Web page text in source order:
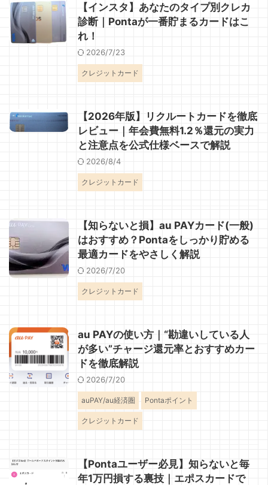
【インスタ】あなたのタイプ別クレカ
診断｜Pontaが一番貯まるカードはこ
れ！
2026/7/23
クレジットカード
【2026年版】リクルートカードを徹底
レビュー｜年会費無料1.2％還元の実力
と注意点を公式仕様ベースで解説
2026/8/4
クレジットカード
【知らないと損】au PAYカード(一般)
はおすすめ？Pontaをしっかり貯める
最適カードをやさしく解説
2026/7/20
クレジットカード
au PAYの使い方｜“勘違いしている人
が多い”チャージ還元率とおすすめカー
ドを徹底解説
2026/7/20
auPAY/au経済圏 Pontaポイント
クレジットカード
【Pontaユーザー必見】知らないと毎
年1万円損する裏技｜エポスカードで